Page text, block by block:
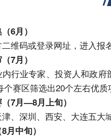
6月）
维码或登录网址，进入报
7月）
行业专家、投资人和政
赛区筛选出20个左右优质
7月—8月上旬）
、深圳、西安、大连五大
月中旬）